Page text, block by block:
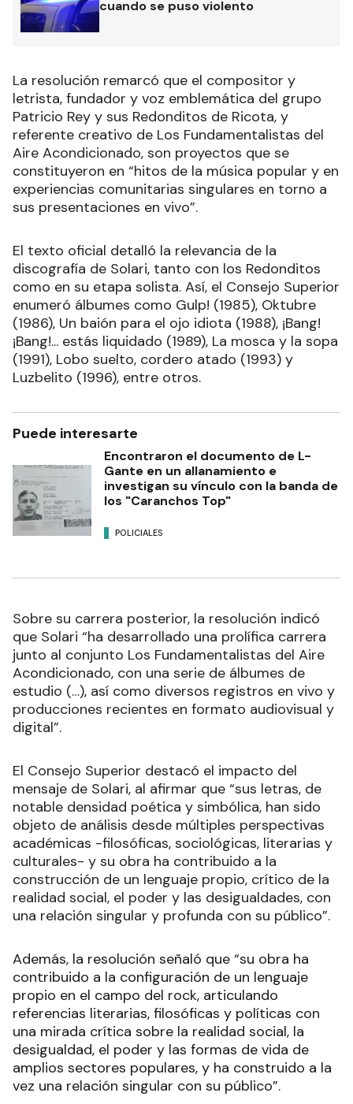
cuando se puso violento
La resolución remarcó que el compositor y
letrista, fundador y voz emblemática del grupo
Patricio Rey y sus Redonditos de Ricota, y
referente creativo de Los Fundamentalistas del
Aire Acondicionado, son proyectos que se
constituyeron en “hitos de la música popular y en
experiencias comunitarias singulares en torno a
sus presentaciones en vivo”.
El texto oficial detalló la relevancia de la
discografía de Solari, tanto con los Redonditos
como en su etapa solista. Así, el Consejo Superior
enumeró álbumes como Gulp! (1985), Oktubre
(1986), Un baión para el ojo idiota (1988), ¡Bang!
¡Bang!... estás liquidado (1989), La mosca y la sopa
(1991), Lobo suelto, cordero atado (1993) y
Luzbelito (1996), entre otros.
Puede interesarte
Encontraron el documento de L-
Gante en un allanamiento e
investigan su vínculo con la banda de
los "Caranchos Top"
POLICIALES
Sobre su carrera posterior, la resolución indicó
que Solari “ha desarrollado una prolífica carrera
junto al conjunto Los Fundamentalistas del Aire
Acondicionado, con una serie de álbumes de
estudio (…), así como diversos registros en vivo y
producciones recientes en formato audiovisual y
digital”.
El Consejo Superior destacó el impacto del
mensaje de Solari, al afirmar que “sus letras, de
notable densidad poética y simbólica, han sido
objeto de análisis desde múltiples perspectivas
académicas -filosóficas, sociológicas, literarias y
culturales- y su obra ha contribuido a la
construcción de un lenguaje propio, crítico de la
realidad social, el poder y las desigualdades, con
una relación singular y profunda con su público”.
Además, la resolución señaló que “su obra ha
contribuido a la configuración de un lenguaje
propio en el campo del rock, articulando
referencias literarias, filosóficas y políticas con
una mirada crítica sobre la realidad social, la
desigualdad, el poder y las formas de vida de
amplios sectores populares, y ha construido a la
vez una relación singular con su público”.